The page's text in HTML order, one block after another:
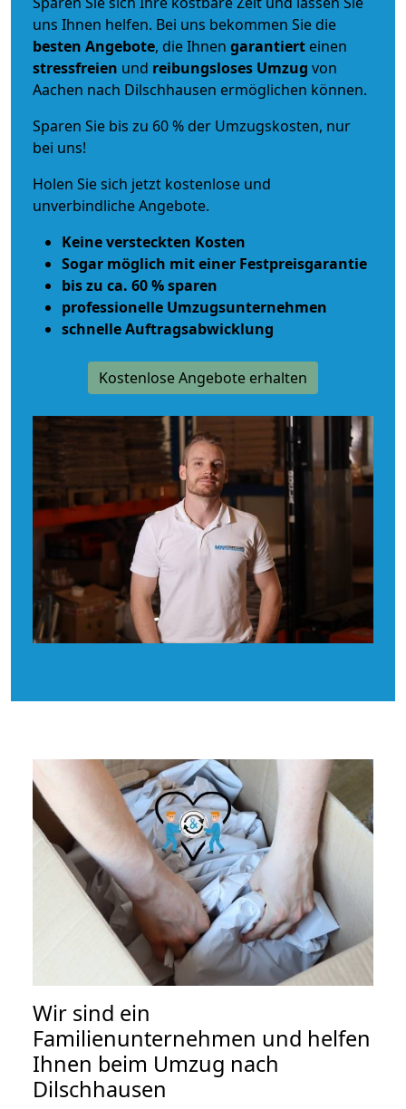
uns Ihnen helfen. Bei uns bekommen Sie die
besten Angebote, die Ihnen garantiert einen
stressfreien und reibungsloses Umzug von
Aachen nach Dilschhausen ermöglichen können.
Sparen Sie bis zu 60 % der Umzugskosten, nur
bei uns!
Holen Sie sich jetzt kostenlose und
unverbindliche Angebote.
Keine versteckten Kosten
Sogar möglich mit einer Festpreisgarantie
bis zu ca. 60 % sparen
professionelle Umzugsunternehmen
schnelle Auftragsabwicklung
Kostenlose Angebote erhalten
Wir sind ein
Familienunternehmen und helfen
Ihnen beim Umzug nach
Dilschhausen